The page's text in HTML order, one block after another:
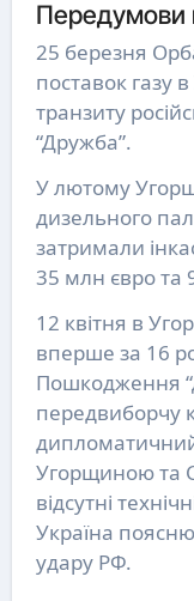
Передумови
25 березня
поставок газу
транзиту
“Дружба”.
У лютому
дизельного
затримали
35 млн євро та
12 квітня в
вперше за 16
Пошкодження
передвиборчу
Угорщиною та
відсутні
Україна
удару РФ.